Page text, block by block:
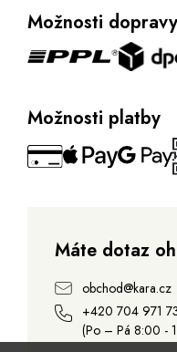
Možnosti dopravy
Možnosti platby
Máte dotaz
obchod@kara.cz
+420 704 971
(Po – Pá 8:00 -